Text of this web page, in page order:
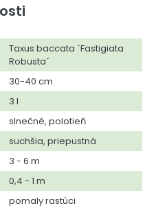
Taxus baccata ´Fastigiata
Robusta´
30-40 cm
3 l
slnečné, polotieň
suchšia, priepustná
3 - 6 m
0,4 - 1 m
pomaly rastúci